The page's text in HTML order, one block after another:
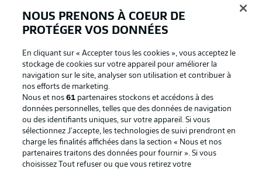
Connexion
Football as it's meant to be
NOUS PRENONS À COEUR DE
PROTÉGER VOS DONNÉES
En cliquant sur « Accepter tous les cookies », vous acceptez le
stockage de cookies sur votre appareil pour améliorer la
navigation sur le site, analyser son utilisation et contribuer à
nos efforts de marketing.
Nous et nos61 partenaires stockons et accédons à des
données personnelles, telles que des données de navigation
ou des identifiants uniques, sur votre appareil. Si vous
sélectionnez J'accepte, les technologies de suivi prendront en
charge les finalités affichées dans la section « Nous et nos
partenaires traitons des données pour fournir ». Si vous
choisissez Tout refuser ou que vous retirez votre